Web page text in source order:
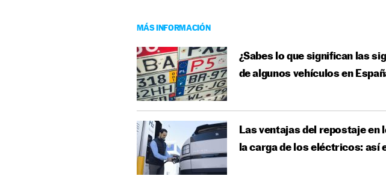
MÁS INFORMACIÓN
¿Sabes lo que significan las
de algunos vehículos en
Las ventajas del repostaje en
la carga de los eléctricos: así